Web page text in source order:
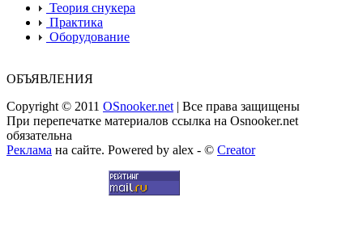
Теория снукера
Практика
Оборудование
ОБЪЯВЛЕНИЯ
Copyright © 2011 OSnooker.net| Все права защищены
При перепечатке материалов ссылка на Osnooker.net
обязательна
Реклама на сайте. Powered by alex - © Creator